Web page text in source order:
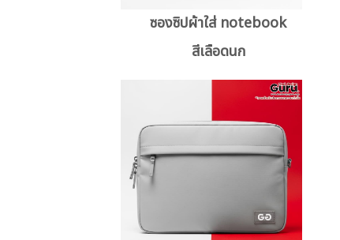
ซองซิปผ้าใส่ notebook
สีเลือดนก